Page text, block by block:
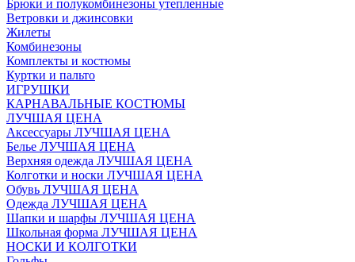
Брюки и полукомбинезоны утепленные
Ветровки и джинсовки
Жилеты
Комбинезоны
Комплекты и костюмы
Куртки и пальто
ИГРУШКИ
КАРНАВАЛЬНЫЕ КОСТЮМЫ
ЛУЧШАЯ ЦЕНА
Аксессуары ЛУЧШАЯ ЦЕНА
Белье ЛУЧШАЯ ЦЕНА
Верхняя одежда ЛУЧШАЯ ЦЕНА
Колготки и носки ЛУЧШАЯ ЦЕНА
Обувь ЛУЧШАЯ ЦЕНА
Одежда ЛУЧШАЯ ЦЕНА
Шапки и шарфы ЛУЧШАЯ ЦЕНА
Школьная форма ЛУЧШАЯ ЦЕНА
НОСКИ И КОЛГОТКИ